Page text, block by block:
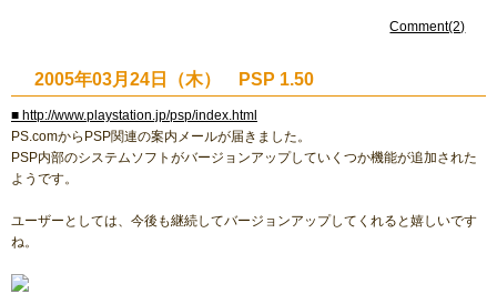
Comment(2)
2005年03月24日（木） PSP 1.50
■ http://www.playstation.jp/psp/index.html
PS.comからPSP関連の案内メールが届きました。
PSP内部のシステムソフトがバージョンアップしていくつか機能が追加された
ようです。
ユーザーとしては、今後も継続してバージョンアップしてくれると嬉しいです
ね。